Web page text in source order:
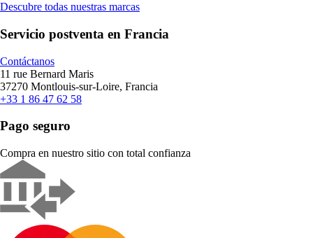
Descubre todas nuestras marcas
Servicio postventa en Francia
Contáctanos
11 rue Bernard Maris
37270 Montlouis-sur-Loire, Francia
+33 1 86 47 62 58
Pago seguro
Compra en nuestro sitio con total confianza